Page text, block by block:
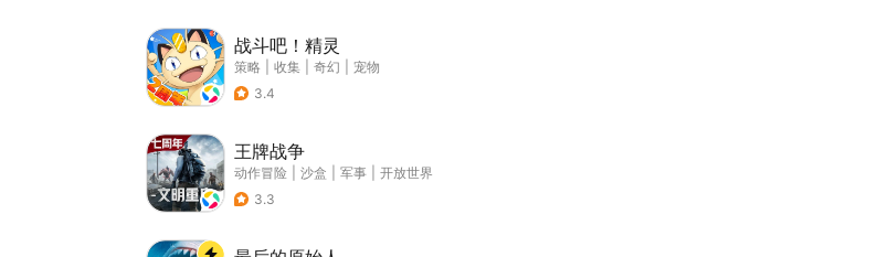
战斗吧！精灵
策略 收集 奇幻
宠物
3.4
王牌战争
动作冒险 沙盒 军事
开放世界
3.3